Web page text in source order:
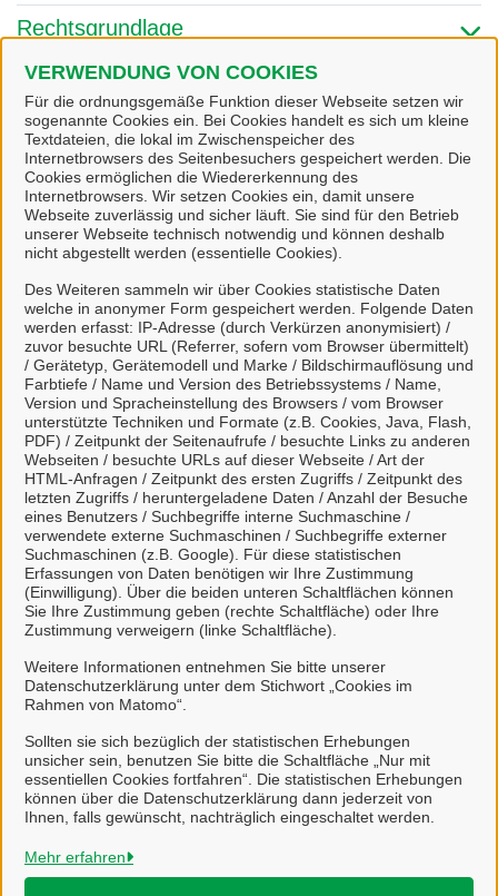
VERWENDUNG VON COOKIES
Für die ordnungsgemäße Funktion dieser Webseite setzen wir
sogenannte Cookies ein. Bei Cookies handelt es sich um kleine
Textdateien, die lokal im Zwischenspeicher des
Internetbrowsers des Seitenbesuchers gespeichert werden. Die
Cookies ermöglichen die Wiedererkennung des
Internetbrowsers. Wir setzen Cookies ein, damit unsere
Webseite zuverlässig und sicher läuft. Sie sind für den Betrieb
unserer Webseite technisch notwendig und können deshalb
nicht abgestellt werden (essentielle Cookies).
Des Weiteren sammeln wir über Cookies statistische Daten
welche in anonymer Form gespeichert werden. Folgende Daten
werden erfasst: IP-Adresse (durch Verkürzen anonymisiert) /
zuvor besuchte URL (Referrer, sofern vom Browser übermittelt)
/ Gerätetyp, Gerätemodell und Marke / Bildschirmauflösung und
Farbtiefe / Name und Version des Betriebssystems / Name,
Version und Spracheinstellung des Browsers / vom Browser
unterstützte Techniken und Formate (z.B. Cookies, Java, Flash,
PDF) / Zeitpunkt der Seitenaufrufe / besuchte Links zu anderen
Webseiten / besuchte URLs auf dieser Webseite / Art der
HTML-Anfragen / Zeitpunkt des ersten Zugriffs / Zeitpunkt des
letzten Zugriffs / heruntergeladene Daten / Anzahl der Besuche
eines Benutzers / Suchbegriffe interne Suchmaschine /
verwendete externe Suchmaschinen / Suchbegriffe externer
Suchmaschinen (z.B. Google). Für diese statistischen
Erfassungen von Daten benötigen wir Ihre Zustimmung
(Einwilligung). Über die beiden unteren Schaltflächen können
Sie Ihre Zustimmung geben (rechte Schaltfläche) oder Ihre
Zustimmung verweigern (linke Schaltfläche).
Weitere Informationen entnehmen Sie bitte unserer
Datenschutzerklärung unter dem Stichwort „Cookies im
Rahmen von Matomo“.
Sollten sie sich bezüglich der statistischen Erhebungen
unsicher sein, benutzen Sie bitte die Schaltfläche „Nur mit
essentiellen Cookies fortfahren“. Die statistischen Erhebungen
können über die Datenschutzerklärung dann jederzeit von
Ihnen, falls gewünscht, nachträglich eingeschaltet werden.
Mehr erfahren
Rechtsgrundlage
Amt/Fachbereich
Links & Onlinedienste
online Antrag Einbürgerung
Kontakt
Zum Kontaktformular
Ausländerbehörde
Stadt Salzgitter
Alle Rechte vorbehalten